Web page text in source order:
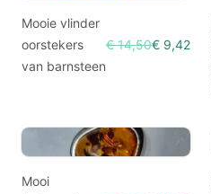
Mooie vlinder
oorstekers
van barnsteen
€ 14,50€ 9,42
Mooi